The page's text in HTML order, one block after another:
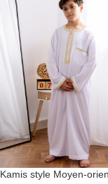
Kamis style Moyen-